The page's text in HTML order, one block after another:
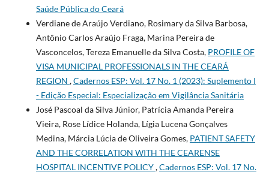
Saúde Pública do Ceará
Verdiane de Araújo Verdiano, Rosimary da Silva Barbosa,
Antônio Carlos Araújo Fraga, Marina Pereira de
Vasconcelos, Tereza Emanuelle da Silva Costa, PROFILE OF
VISA MUNICIPAL PROFESSIONALS IN THE CEARÁ
REGION ,Cadernos ESP: Vol. 17 No. 1 (2023): Suplemento I
- Edição Especial: Especialização em Vigilância Sanitária
José Pascoal da Silva Júnior, Patrícia Amanda Pereira
Vieira, Rose Lídice Holanda, Lígia Lucena Gonçalves
Medina, Márcia Lúcia de Oliveira Gomes, PATIENT SAFETY
AND THE CORRELATION WITH THE CEARENSE
HOSPITAL INCENTIVE POLICY,Cadernos ESP: Vol. 17 No.